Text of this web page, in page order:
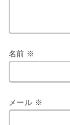
名前 ※
メール ※